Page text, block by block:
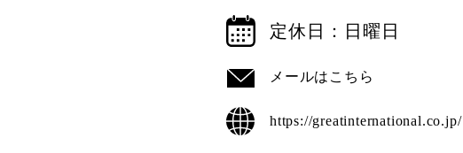
定休日：日曜日
メールはこちら
https://greatinternational.co.jp/